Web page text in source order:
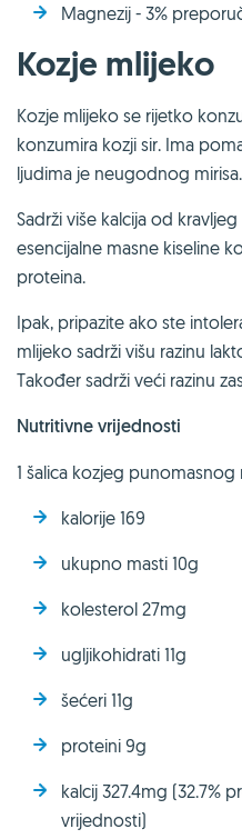
Magnezij - 3%
Kozje mlijeko
Kozje mlijeko se rijetko
konzumira kozji sir. Ima
ljudima je neugodnog mirisa.
Sadrži više kalcija od
esencijalne masne kiseline
proteina.
Ipak, pripazite ako ste
mlijeko sadrži višu razinu
Također sadrži veći razinu
Nutritivne vrijednosti
1 šalica kozjeg punomasnog
kalorije 169
ukupno masti 10g
kolesterol 27mg
ugljikohidrati 11g
šećeri 11g
proteini 9g
kalcij 327.4mg (32.7%
vrijednosti)